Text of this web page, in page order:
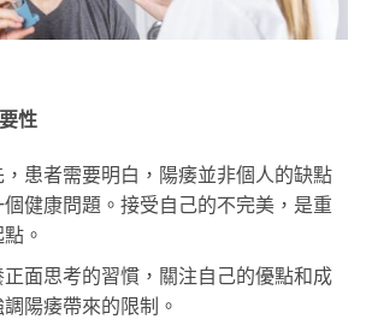
性
患者需要明白，陽痿並非個人的缺點
健康問題。接受自己的不完美，是重
。
面思考的習慣，關注自己的優點和成
陽痿帶來的限制。